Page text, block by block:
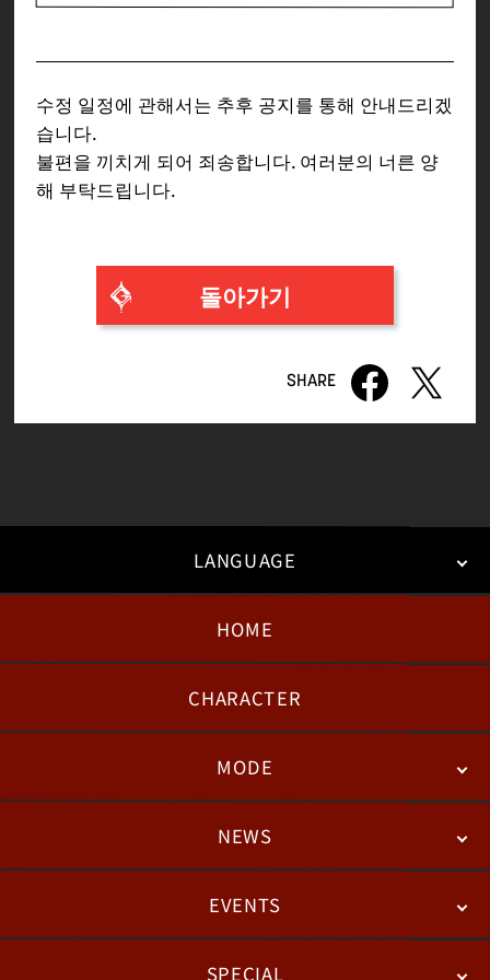
수정 일정에 관해서는 추후 공지를 통해 안내드리겠
습니다.
불편을 끼치게 되어 죄송합니다. 여러분의 너른 양
해 부탁드립니다.
돌아가기
LANGUAGE
English
HOME
CHARACTER
MODE
BATTLENEWS
패치노트
EVENTS
SPECIAL